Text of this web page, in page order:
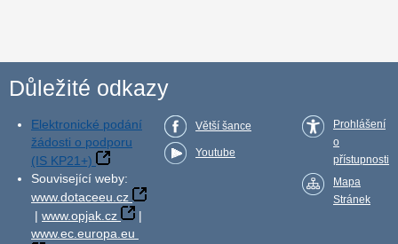
Důležité odkazy
Elektronické podání
žádosti o podporu
(IS KP21+)
Související weby:
www.dotaceeu.cz
| www.opjak.cz
|
www.ec.europa.eu
Větší šance
Youtube
Prohlášení
o
přístupnosti
Mapa
Stránek